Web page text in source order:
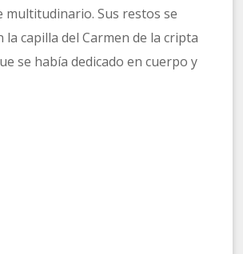
multitudinario. Sus restos se
capilla del Carmen de la cripta
se había dedicado en cuerpo y